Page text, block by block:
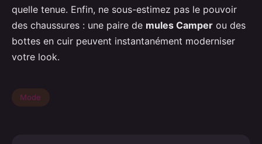
quelle tenue. Enfin, ne sous-estimez pas le pouvoir
des chaussures : une paire de mules Camper ou des
bottes en cuir peuvent instantanément moderniser
votre look.
Mode